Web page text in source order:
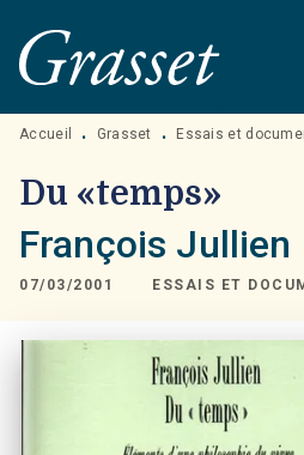
MENU RECHERCHE
PIED DE PAGE
Accueil • Grasset • Essais et
Du «temps»
François Jullien
07/03/2001 ESSAIS ET